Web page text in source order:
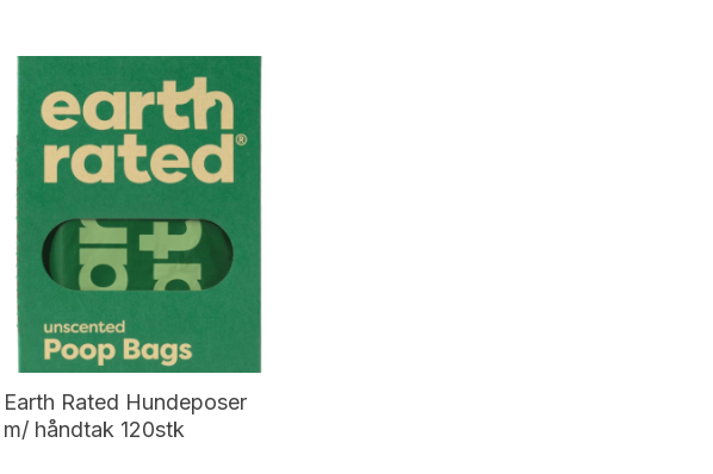
Earth Rated Hundeposer
m/ håndtak 120stk